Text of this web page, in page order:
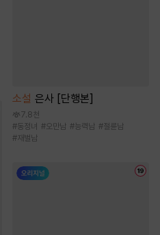
소설 은사 [단행본]
7.8천
#동정녀 #오만남 #능력남 #절륜남
#재벌남